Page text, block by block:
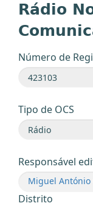
Rádio
Número de
Tipo de OCS
Responsável
Miguel António
Distrito